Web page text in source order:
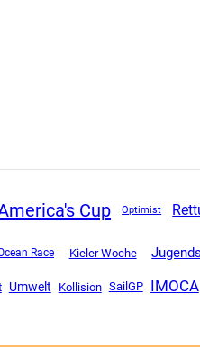
Cup Optimist
Race Kieler Woche
Umwelt Kollision SailGP IMOCA